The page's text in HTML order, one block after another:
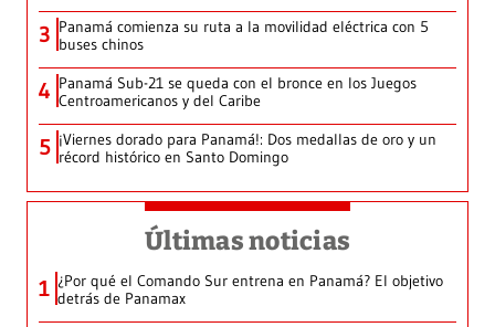
3 Panamá comienza su ruta a la movilidad eléctrica con 5
buses chinos
4 Panamá Sub-21 se queda con el bronce en los Juegos
Centroamericanos y del Caribe
5 ¡Viernes dorado para Panamá!: Dos medallas de oro y un
récord histórico en Santo Domingo
Últimas noticias
1 ¿Por qué el Comando Sur entrena en Panamá? El objetivo
detrás de Panamax